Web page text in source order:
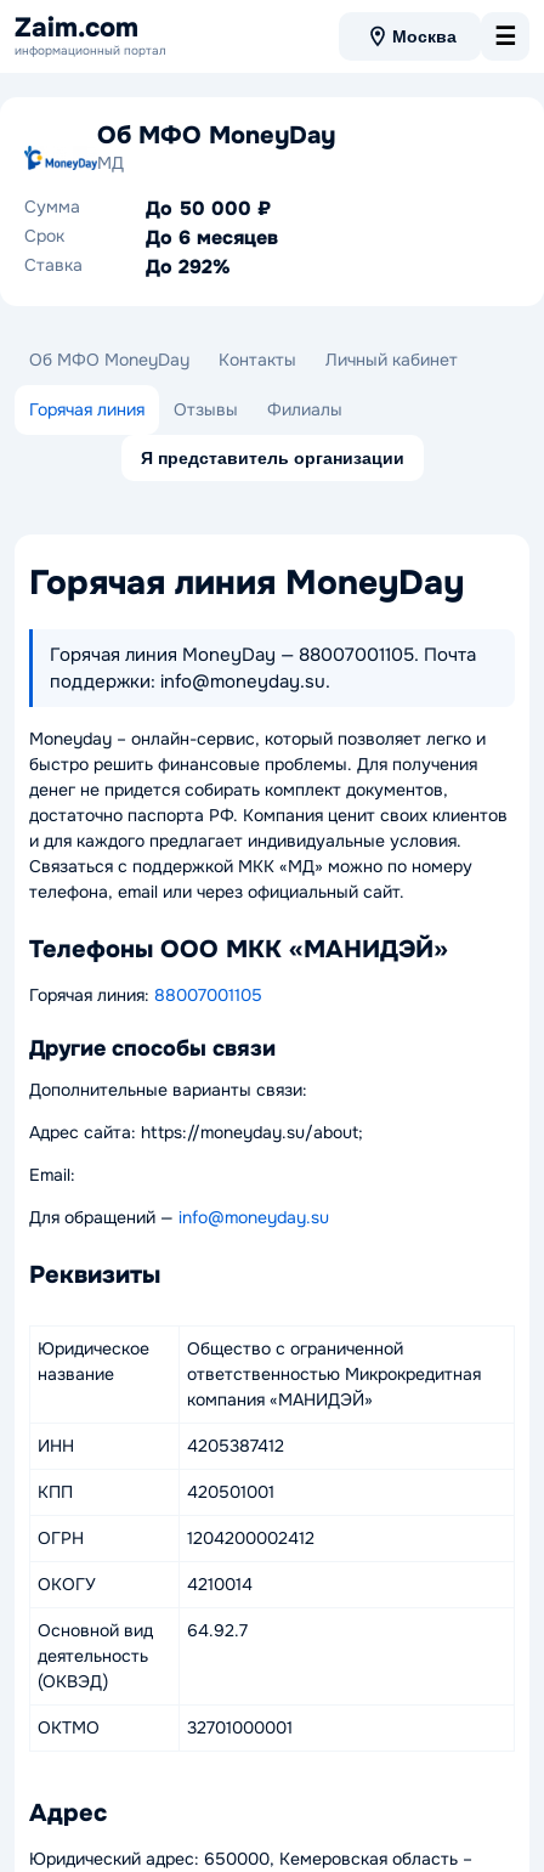
Zaim.com
информационный портал
Москва ☰
Об МФО MoneyDay
МД
Сумма
До 50 000 ₽
Срок До 6 месяцев
Ставка До 292%
Об МФО MoneyDay Контакты Личный кабинет
Горячая линия Отзывы Филиалы
Я представитель организации
Горячая линия MoneyDay
Горячая линия MoneyDay — 88007001105. Почта
поддержки: info@moneyday.su.
Moneyday – онлайн-сервис, который позволяет легко и
быстро решить финансовые проблемы. Для получения
денег не придется собирать комплект документов,
достаточно паспорта РФ. Компания ценит своих клиентов
и для каждого предлагает индивидуальные условия.
Связаться с поддержкой МКК «МД» можно по номеру
телефона, email или через официальный сайт.
Телефоны ООО МКК «МАНИДЭЙ»
Горячая линия: 88007001105
Другие способы связи
Дополнительные варианты связи:
Адрес сайта: https://moneyday.su/about;
Email:
Для обращений — info@moneyday.su
Реквизиты
Юридическое
название
Общество с ограниченной
ответственностью Микрокредитная
компания «МАНИДЭЙ»
ИНН 4205387412
КПП 420501001
ОГРН 1204200002412
ОКОГУ 4210014
Основной вид
деятельность
(ОКВЭД)
64.92.7
ОКТМО 32701000001
Адрес
Юридический адрес: 650000, Кемеровская область –